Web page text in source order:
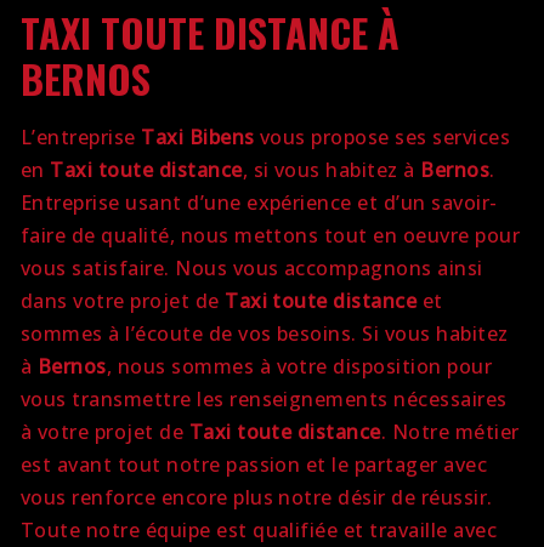
TAXI TOUTE DISTANCE À
BERNOS
L’entreprise Taxi Bibens vous propose ses services
en Taxi toute distance, si vous habitez à Bernos.
Entreprise usant d’une expérience et d’un savoir-
faire de qualité, nous mettons tout en oeuvre pour
vous satisfaire. Nous vous accompagnons ainsi
dans votre projet de Taxi toute distanceet
sommes à l’écoute de vos besoins. Si vous habitez
à Bernos, nous sommes à votre disposition pour
vous transmettre les renseignements nécessaires
à votre projet de Taxi toute distance. Notre métier
est avant tout notre passion et le partager avec
vous renforce encore plus notre désir de réussir.
Toute notre équipe est qualifiée et travaille avec